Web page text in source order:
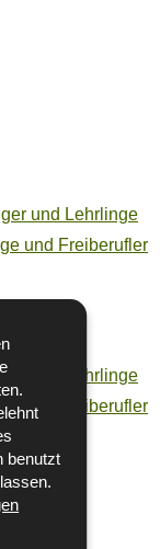
benutzt
und Lehrlinge
und Freiberufler
und Lehrlinge
und Freiberufler